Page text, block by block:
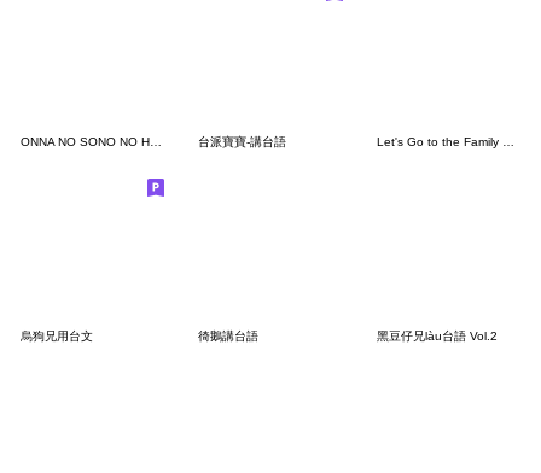
台派寶寶-講台語
烏狗兄用台文 徛鵝講台語 黑豆仔兄làu台語 Vol.2